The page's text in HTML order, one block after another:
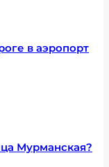
в аэропорт
Мурманская?